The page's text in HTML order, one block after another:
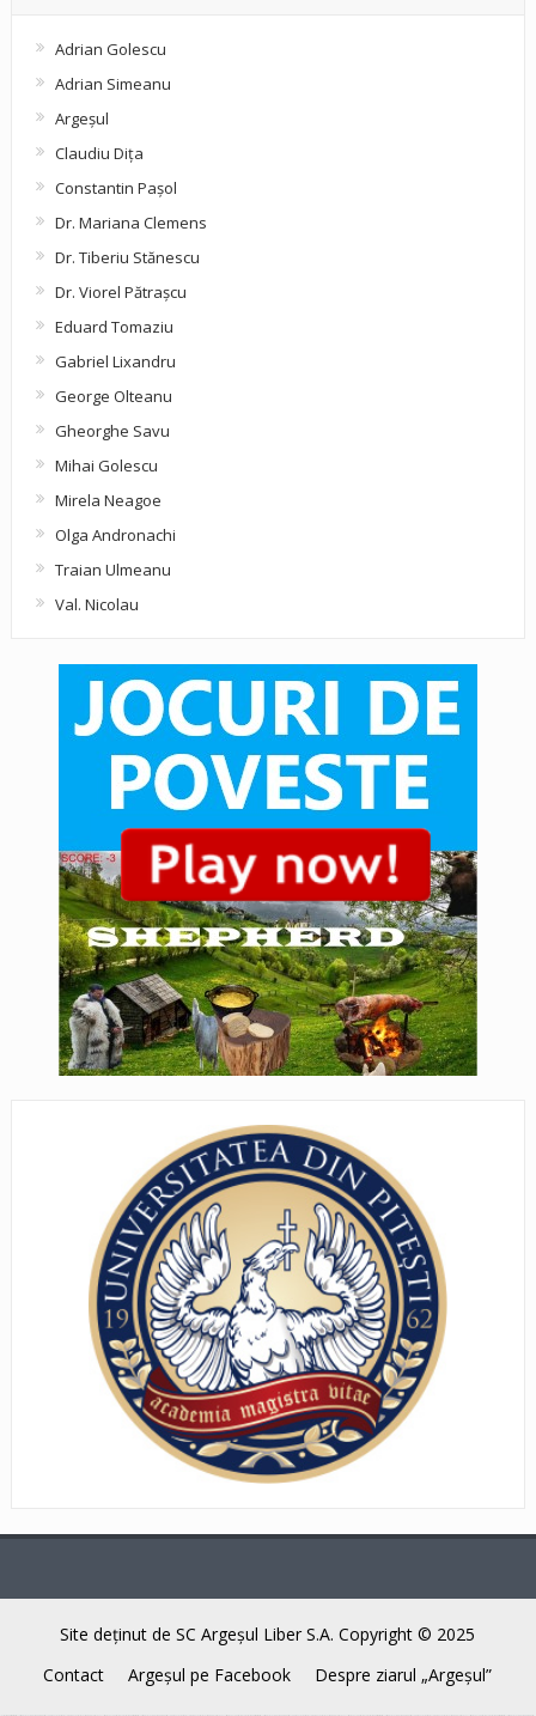
Adrian Golescu
Adrian Simeanu
Argeşul
Claudiu Diţa
Constantin Pașol
Dr. Mariana Clemens
Dr. Tiberiu Stănescu
Dr. Viorel Pătraşcu
Eduard Tomaziu
Gabriel Lixandru
George Olteanu
Gheorghe Savu
Mihai Golescu
Mirela Neagoe
Olga Andronachi
Traian Ulmeanu
Val. Nicolau
Site deţinut de SC Argeşul Liber S.A. Copyright © 2025
Contact
Argeşul pe Facebook Despre ziarul „Argeşul”